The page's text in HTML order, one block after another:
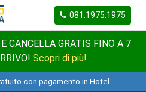
081.1975.1975
CANCELLA GRATIS FINO A 7
Scopri di più!
con pagamento in Hotel